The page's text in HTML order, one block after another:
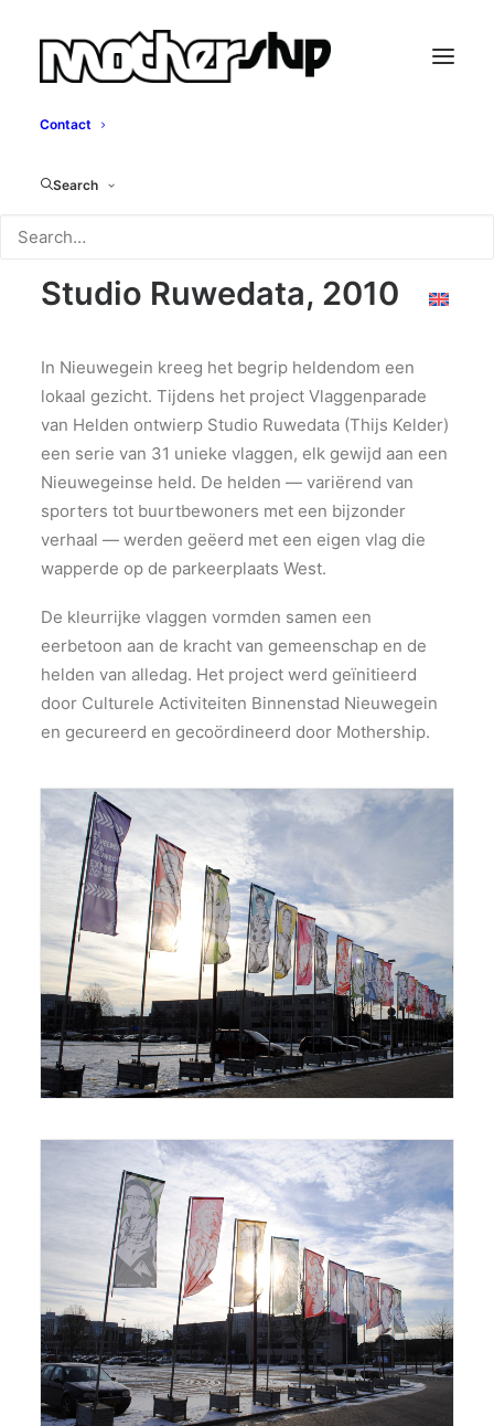
Contact
Search
Vlaggenparade Van
Helden
Studio Ruwedata, 2010
In Nieuwegein kreeg het begrip heldendom een
lokaal gezicht. Tijdens het project Vlaggenparade
van Helden ontwierp Studio Ruwedata (Thijs Kelder)
een serie van 31 unieke vlaggen, elk gewijd aan een
Nieuwegeinse held. De helden — variërend van
sporters tot buurtbewoners met een bijzonder
verhaal — werden geëerd met een eigen vlag die
wapperde op de parkeerplaats West.
De kleurrijke vlaggen vormden samen een
eerbetoon aan de kracht van gemeenschap en de
helden van alledag. Het project werd geïnitieerd
door Culturele Activiteiten Binnenstad Nieuwegein
en gecureerd en gecoördineerd door Mothership​.